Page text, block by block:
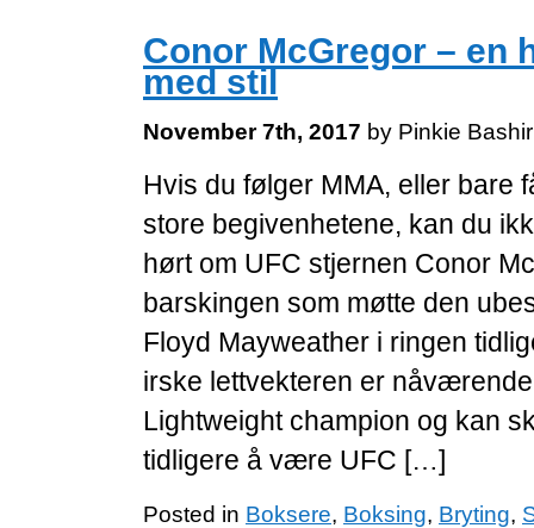
Conor McGregor – en
med stil
November 7th, 2017 by Pinkie
Hvis du følger MMA, eller bare
store begivenhetene, kan du
hørt om UFC stjernen Conor
barskingen som møtte den
Floyd Mayweather i ringen
irske lettvekteren er
Lightweight champion og kan
tidligere å være UFC […]
Posted in Boksere, Boksing, Bryting,